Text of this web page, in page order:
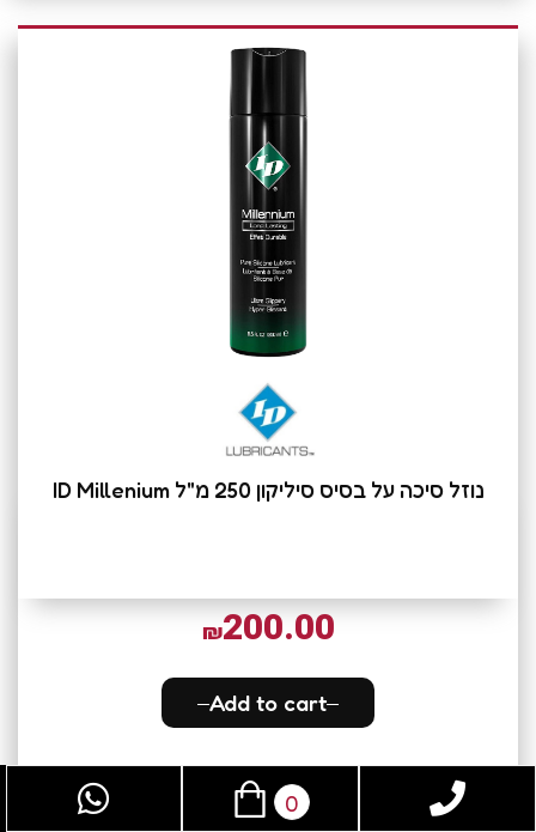
נוזל סיכה על בסיס סיליקון 250 מ"ל ID Millenium
₪200.00
Add to cart
0